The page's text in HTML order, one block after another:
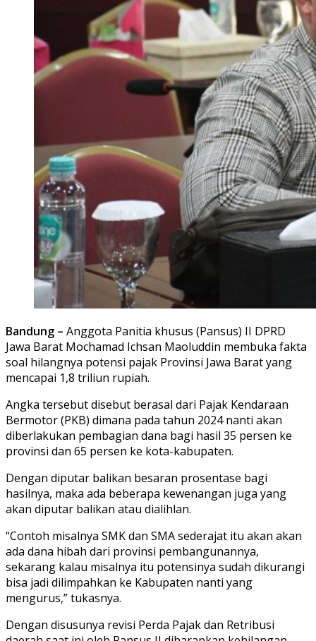
Bandung – Anggota Panitia khusus (Pansus) II DPRD
Jawa Barat Mochamad Ichsan Maoluddin membuka fakta
soal hilangnya potensi pajak Provinsi Jawa Barat yang
mencapai 1,8 triliun rupiah.
Angka tersebut disebut berasal dari Pajak Kendaraan
Bermotor (PKB) dimana pada tahun 2024 nanti akan
diberlakukan pembagian dana bagi hasil 35 persen ke
provinsi dan 65 persen ke kota-kabupaten.
Dengan diputar balikan besaran prosentase bagi
hasilnya, maka ada beberapa kewenangan juga yang
akan diputar balikan atau dialihlan.
“Contoh misalnya SMK dan SMA sederajat itu akan akan
ada dana hibah dari provinsi pembangunannya,
sekarang kalau misalnya itu potensinya sudah dikurangi
bisa jadi dilimpahkan ke Kabupaten nanti yang
mengurus,” tukasnya.
Dengan disusunya revisi Perda Pajak dan Retribusi